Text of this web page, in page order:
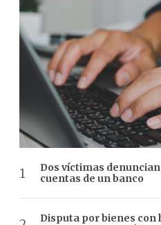
Dos víctimas
cuentas de un banco
Disputa por bienes